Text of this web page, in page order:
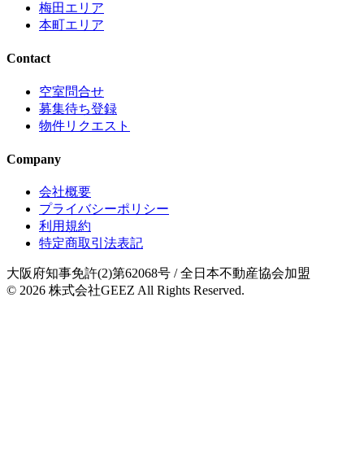
梅田エリア
本町エリア
Contact
空室問合せ
募集待ち登録
物件リクエスト
Company
会社概要
プライバシーポリシー
利用規約
特定商取引法表記
大阪府知事免許(2)第62068号 / 全日本不動産協会加盟
© 2026 株式会社GEEZ All Rights Reserved.